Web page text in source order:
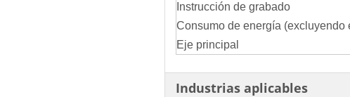
Instrucción de grabado
Consumo de energía (excluyendo
Eje principal
Industrias aplicables